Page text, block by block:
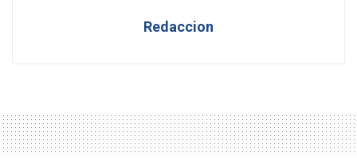
Redaccion